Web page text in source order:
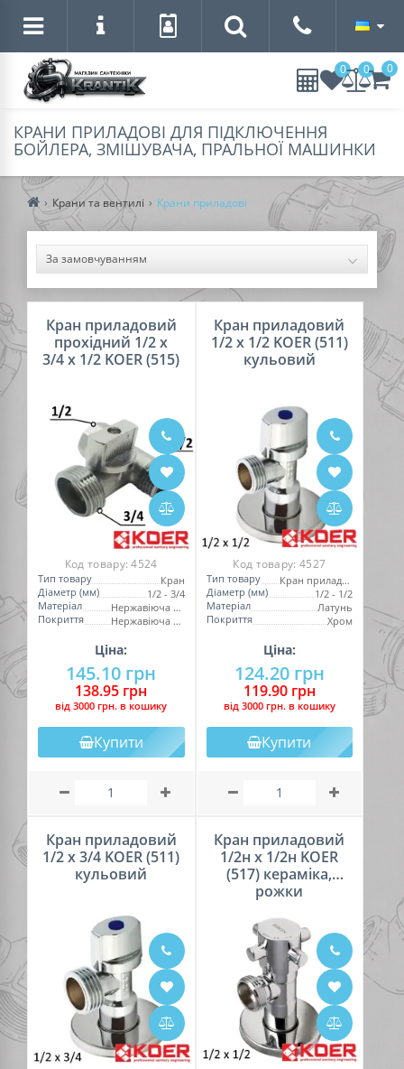
0 0 0
КРАНИ ПРИЛАДОВІ ДЛЯ ПІДКЛЮЧЕННЯ
БОЙЛЕРА, ЗМІШУВАЧА, ПРАЛЬНОЇ МАШИНКИ
Крани та вентилі Крани приладові
Кран приладовий
прохідний 1/2 х
3/4 х 1/2 KOER (515)
Код товару:4524
Тип товару
Кран
Діаметр (мм)
1/2 - 3/4
Матеріал
Нержавіюча сталь
Покриття
Нержавіюча сталь
Ціна:
145.10 грн
138.95 грн
вiд 3000 грн. в кошику
Купити
Кран приладовий
1/2 х 1/2 KOER (511)
кульовий
Код товару: 4527
Тип товару
Кран приладовий
Діаметр (мм)
1/2 - 1/2
Матеріал
Латунь
Покриття
Хром
Ціна:
124.20 грн
119.90 грн
вiд 3000 грн. в кошику
Купити
Кран приладовий
1/2 х 3/4 KOER (511)
кульовий
Кран приладовий
1/2н х 1/2н KOER
(517) кераміка,
рожки